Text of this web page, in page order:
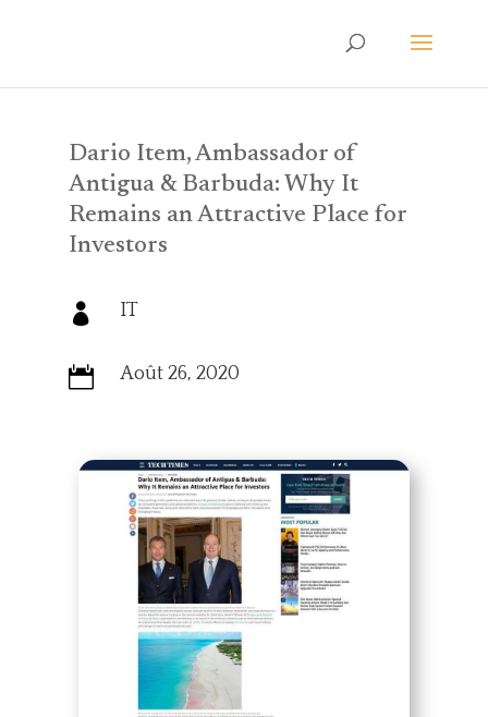
Dario Item, Ambassador of
Antigua & Barbuda: Why It
Remains an Attractive Place for
Investors
 IT
 Août 26, 2020